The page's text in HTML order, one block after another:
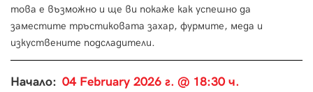
това е възможно и ще ви покаже как успешно да
заместите тръстиковата захар, фурмите, меда и
изкуствените подсладители.
Начало: 04 February 2026 г. @ 18:30 ч.